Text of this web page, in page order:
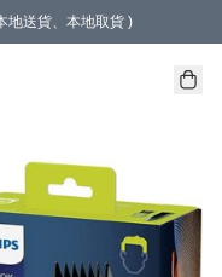
地送貨、本地取貨 )